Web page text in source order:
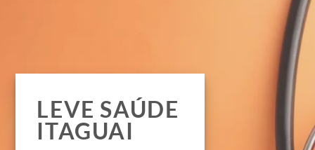
LEVE SAÚDE
ITAGUAI